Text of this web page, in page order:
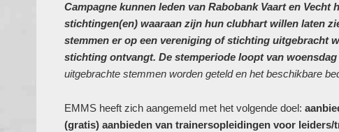
Campagne kunnen leden van Rabobank Vaart en
stichtingen(en) waaraan zijn hun clubhart willen laten
stemmen er op een vereniging of stichting uitgebracht
stichting ontvangt. De stemperiode loopt van
uitgebrachte stemmen worden geteld en het beschikbare
EMMS heeft zich aangemeld met het volgende doel:
(gratis) aanbieden van trainersopleidingen voor